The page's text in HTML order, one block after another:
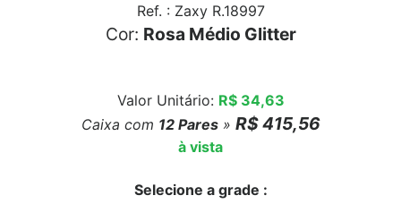
Ref. : Zaxy R.18997
Cor: Rosa Médio Glitter
Valor Unitário: R$ 34,63
Caixa com 12Pares» R$ 415,56
à vista
Selecione a grade :